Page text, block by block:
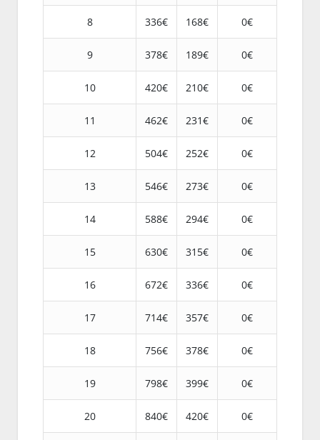
8 336€ 168€ 0€
9 378€ 189€ 0€
10 420€ 210€ 0€
11 462€ 231€ 0€
12 504€ 252€ 0€
13 546€ 273€ 0€
14 588€ 294€ 0€
15 630€ 315€ 0€
16 672€ 336€ 0€
17 714€ 357€ 0€
18 756€ 378€ 0€
19 798€ 399€ 0€
20 840€ 420€ 0€